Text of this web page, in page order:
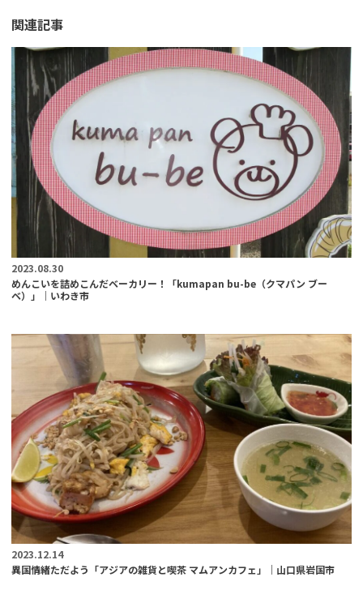
関連記事
2023.08.30
めんこいを詰めこんだベーカリー！「kumapan bu-be（クマパン ブー
ベ）」｜いわき市
2023.12.14
異国情緒ただよう「アジアの雑貨と喫茶 マムアンカフェ」｜山口県岩国市